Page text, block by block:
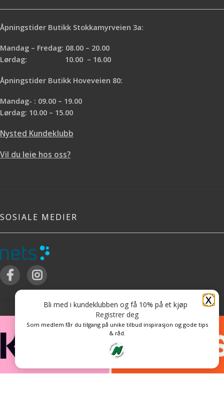
Åpningstider Butikk Stokkamyrveien 3a:
Mandag – Fredag: 08.00 – 20.00
Lørdag: 10.00 – 16.00
Åpningstider Butikk Hoveveien 80:
Mandag- : 09.00 – 19.00
Lørdag: 10.00 – 15.00
Nysted Kundeklubb
Vil du leie hos oss?
SOSIALE MEDIER
X
Bli med i kundeklubben og få 10% på et kjøp
Registrer deg
Som medlem får du tilgang på unike tilbud inspirasjon og gode tips
& råd.